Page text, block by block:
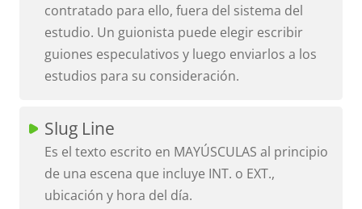
contratado para ello, fuera del sistema del
estudio. Un guionista puede elegir escribir
guiones especulativos y luego enviarlos a los
estudios para su consideración.
Slug Line
Es el texto escrito en MAYÚSCULAS al principio
de una escena que incluye INT. o EXT.,
ubicación y hora del día.